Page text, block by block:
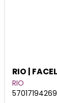
RIO |
RIO